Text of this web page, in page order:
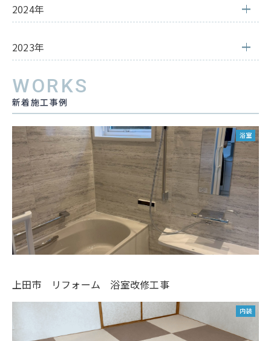
2024年
2023年
WORKS
新着施工事例
浴室
上田市 リフォーム 浴室改修工事
内装